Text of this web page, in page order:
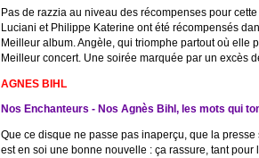
Pas de razzia au niveau des récompenses pour
Luciani et Philippe Katerine ont été récompensés
Meilleur album. Angèle, qui triomphe partout où elle
Meilleur concert. Une soirée marquée par un excès
AGNES BIHL
Nos Enchanteurs - Nos Agnès Bihl, les mots qui
Que ce disque ne passe pas inaperçu, que la presse
est en soi une bonne nouvelle : ça rassure, tant pour